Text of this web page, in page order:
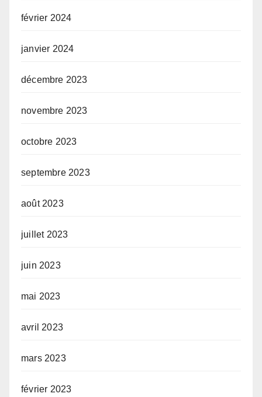
février 2024
janvier 2024
décembre 2023
novembre 2023
octobre 2023
septembre 2023
août 2023
juillet 2023
juin 2023
mai 2023
avril 2023
mars 2023
février 2023